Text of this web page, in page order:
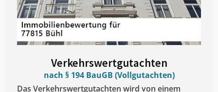
Verkehrswertgutachten
nach § 194 BauGB (Vollgutachten)
Das Verkehrswertgutachten wird von einem